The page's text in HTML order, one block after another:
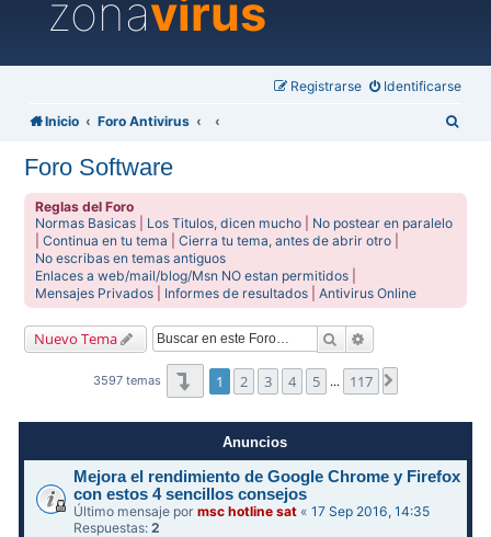
zonavirus
Identificarse
Registrarse
Inicio Foro Antivirus
Foro Software
Reglas del Foro
Normas Basicas
Los Titulos, dicen mucho
No postear en paralelo
|Continua en tu tema |Cierra tu tema, antes de abrir otro
No escribas en temas antiguos
Enlaces a web/mail/blog/Msn NO estan permitidos
Mensajes Privados
Informes de resultados |Antivirus Online
Nuevo Tema Buscar
3597 temas Página1de117
1 2 3 4 5 … 117
Anuncios
Mejora el rendimiento de Google Chrome y Firefox
con estos 4 sencillos consejos
Último mensaje pormsc hotline sat «17 Sep 2016, 14:35
Respuestas:2